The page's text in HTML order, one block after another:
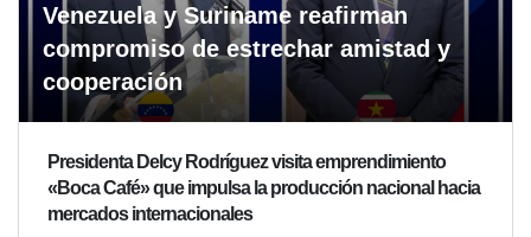
Venezuela y Suriname reafirman
compromiso de estrechar amistad y
cooperación
Presidenta Delcy Rodríguez visita emprendimiento
«Boca Café» que impulsa la producción nacional hacia
mercados internacionales